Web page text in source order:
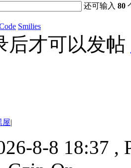
还可输入80
Smilies
后才可以发帖
屋|
8-8 18:37 ,